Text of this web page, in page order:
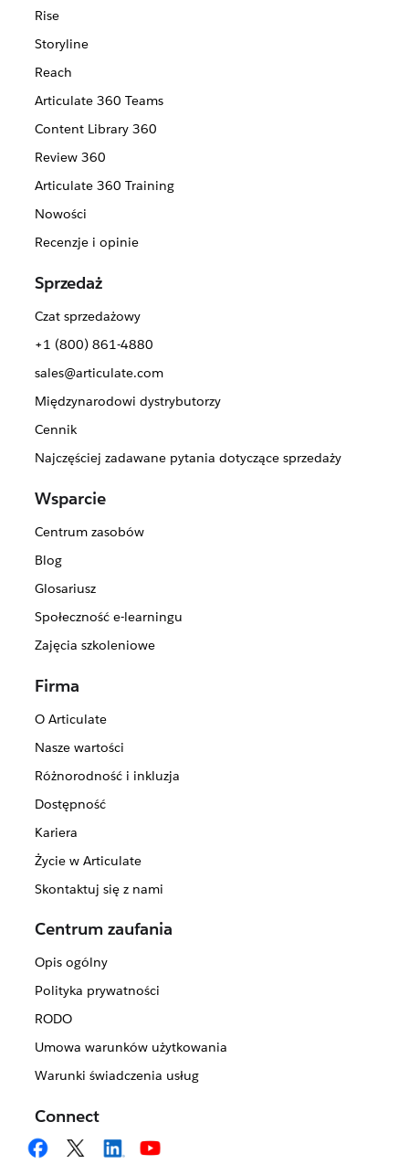
Rise
Storyline
Reach
Articulate 360 Teams
Content Library 360
Review 360
Articulate 360 Training
Nowości
Recenzje i opinie
Sprzedaż
Czat sprzedażowy
+1 (800) 861-4880
sales@articulate.com
Międzynarodowi dystrybutorzy
Cennik
Najczęściej zadawane pytania dotyczące sprzedaży
Wsparcie
Centrum zasobów
Blog
Glosariusz
Społeczność e-learningu
Zajęcia szkoleniowe
Firma
O Articulate
Nasze wartości
Różnorodność i inkluzja
Dostępność
Kariera
Życie w Articulate
Skontaktuj się z nami
Centrum zaufania
Opis ogólny
Polityka prywatności
RODO
Umowa warunków użytkowania
Warunki świadczenia usług
Connect